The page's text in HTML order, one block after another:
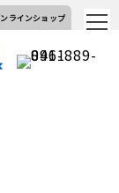
ラインショップ